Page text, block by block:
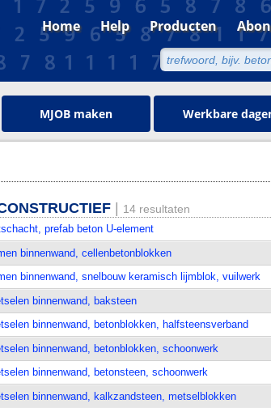
Home Help Producten
MJOB maken Werkbare
14 resultaten
prefab beton U-element
binnenwand, cellenbetonblokken
binnenwand, snelbouw keramisch lijmblok, vuilwerk
binnenwand, baksteen
binnenwand, betonblokken, halfsteensverband
binnenwand, betonblokken, schoonwerk
binnenwand, betonsteen, schoonwerk
binnenwand, kalkzandsteen, metselblokken